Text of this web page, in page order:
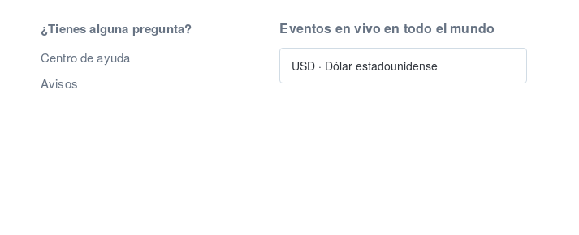
¿Tienes alguna pregunta?
Centro de ayuda
Avisos
Eventos en vivo en todo el mundo
USD · Dólar estadounidense